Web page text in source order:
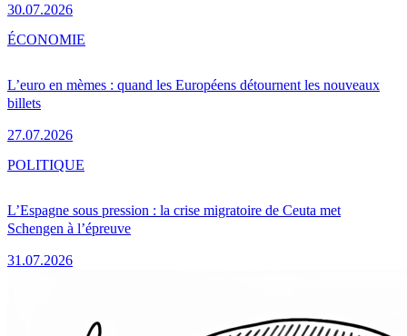
30.07.2026
L’euro en mèmes : quand les Européens détournent les nouveaux
billets
27.07.2026
ÉCONOMIE
L’Espagne sous pression : la crise migratoire de Ceuta met
Schengen à l’épreuve
31.07.2026
POLITIQUE